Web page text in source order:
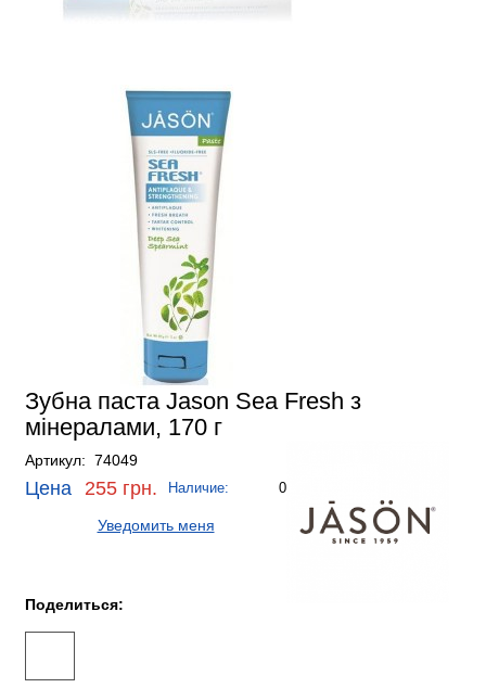
Зубна паста Jason Sea Fresh з
мінералами, 170 г
Артикул: 74049
Цена 255 грн. Наличие: 0
Уведомить меня
Поделиться: